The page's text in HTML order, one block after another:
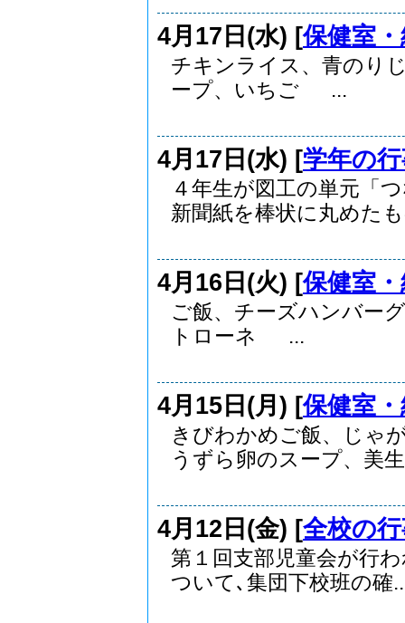
4月17日(水) [保健室
チキンライス、青のり
ープ、いちご ...
4月17日(水) [学年の
４年生が図工の単元「
新聞紙を棒状に丸めた
4月16日(火) [保健室
ご飯、チーズハンバー
トローネ ...
4月15日(月) [保健室
きびわかめご飯、じゃ
うずら卵のスープ、美
4月12日(金) [全校の
第１回支部児童会が行
ついて､集団下校班の確